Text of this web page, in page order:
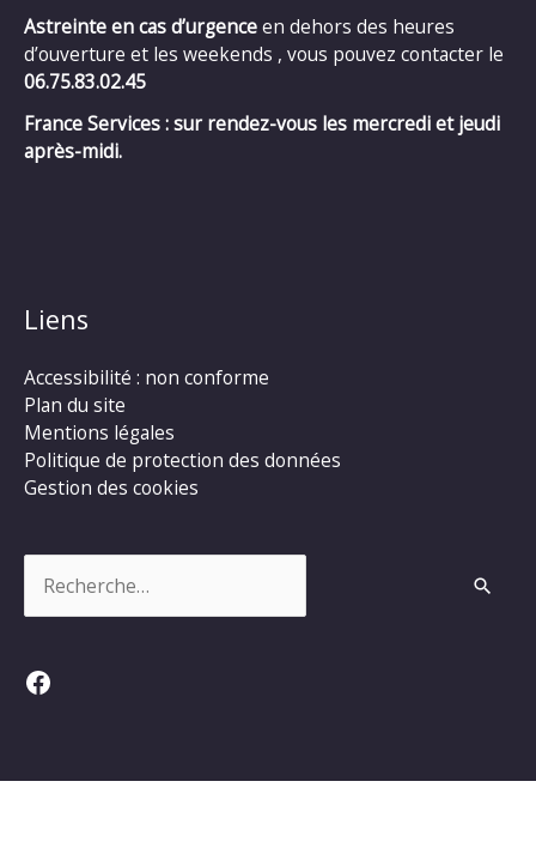
Astreinte en cas d’urgenceen dehors des heures
d’ouverture et les weekends , vous pouvez contacter le
06.75.83.02.45
France Services : sur rendez-vous les mercredi et jeudi
après-midi.
Liens
Accessibilité : non conforme
Plan du site
Mentions légales
Politique de protection des données
Gestion des cookies
Facebook